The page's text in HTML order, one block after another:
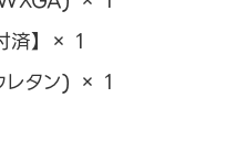
済】 × 1
レタン) × 1